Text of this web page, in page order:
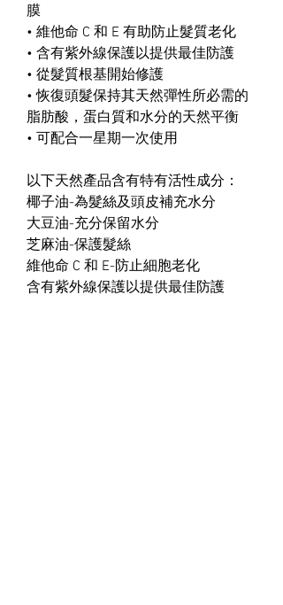
膜
• 維他命 C 和 E 有助防止髮質老化
• 含有紫外線保護以提供最佳防護
• 從髮質根基開始修護
•恢復頭髮保持其天然彈性所必需的
脂肪酸，蛋白質和水分的天然平衡
• 可配合一星期一次使用
以下天然產品含有特有活性成分：
椰子油-為髮絲及頭皮補充水分
大豆油-充分保留水分
芝麻油-保護髮絲
維他命 C 和 E-防止細胞老化
含有紫外線保護以提供最佳防護